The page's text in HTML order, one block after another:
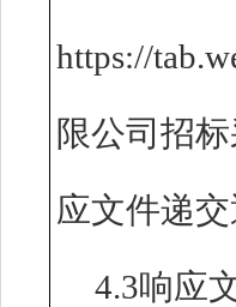
https://
限公司招
应文件递交
4.3响应